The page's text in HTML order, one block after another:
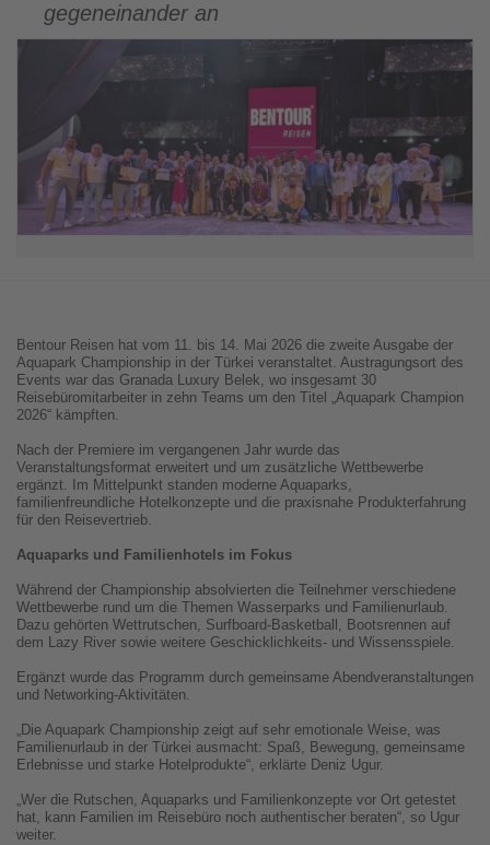
gegeneinander an
Bentour Reisen hat vom 11. bis 14. Mai 2026 die zweite Ausgabe der
Aquapark Championship in der Türkei veranstaltet. Austragungsort des
Events war das Granada Luxury Belek, wo insgesamt 30
Reisebüromitarbeiter in zehn Teams um den Titel „Aquapark Champion
2026“ kämpften.
Nach der Premiere im vergangenen Jahr wurde das
Veranstaltungsformat erweitert und um zusätzliche Wettbewerbe
ergänzt. Im Mittelpunkt standen moderne Aquaparks,
familienfreundliche Hotelkonzepte und die praxisnahe Produkterfahrung
für den Reisevertrieb.
Aquaparks und Familienhotels im Fokus
Während der Championship absolvierten die Teilnehmer verschiedene
Wettbewerbe rund um die Themen Wasserparks und Familienurlaub.
Dazu gehörten Wettrutschen, Surfboard-Basketball, Bootsrennen auf
dem Lazy River sowie weitere Geschicklichkeits- und Wissensspiele.
Ergänzt wurde das Programm durch gemeinsame Abendveranstaltungen
und Networking-Aktivitäten.
„Die Aquapark Championship zeigt auf sehr emotionale Weise, was
Familienurlaub in der Türkei ausmacht: Spaß, Bewegung, gemeinsame
Erlebnisse und starke Hotelprodukte“, erklärte Deniz Ugur.
„Wer die Rutschen, Aquaparks und Familienkonzepte vor Ort getestet
hat, kann Familien im Reisebüro noch authentischer beraten“, so Ugur
weiter.